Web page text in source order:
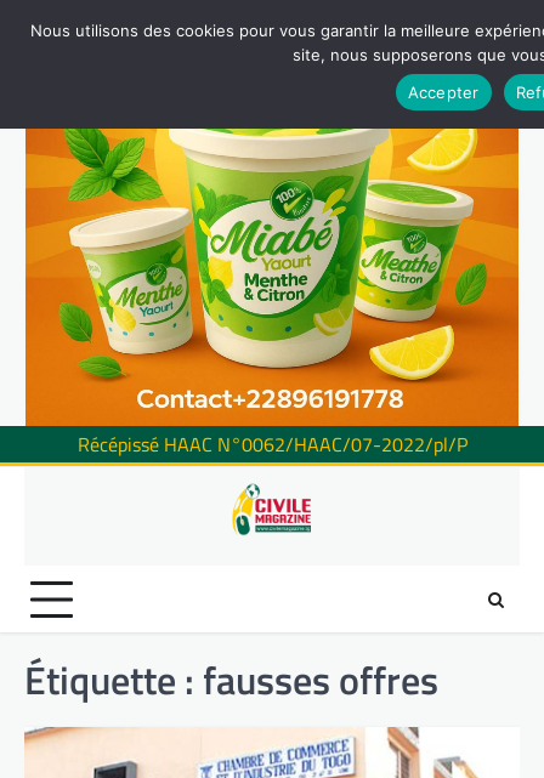
Récépissé HAAC N°0062/HAAC/07-2022/pl/P
Étiquette : fausses offres
Nous utilisons des cookies pour vous garantir la meilleure
site, nous supposerons que
Accepter